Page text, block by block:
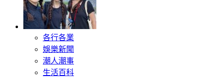
各行各業
娛樂新聞
潮人潮事
生活百科